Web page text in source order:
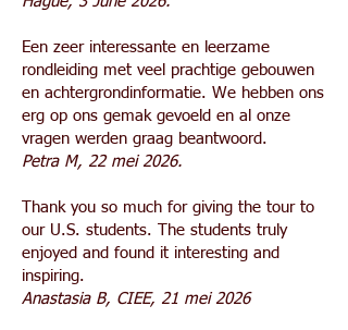
Een zeer interessante en leerzame
rondleiding met veel prachtige gebouwen
en achtergrondinformatie. We hebben ons
erg op ons gemak gevoeld en al onze
vragen werden graag beantwoord.
Petra M, 22 mei 2026.
Thank you so much for giving the tour to
our U.S. students. The students truly
enjoyed and found it interesting and
inspiring.
Anastasia B, CIEE, 21 mei 2026